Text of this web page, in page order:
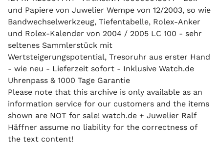
und Papiere von Juwelier Wempe von 12/2003, so wie
Bandwechselwerkzeug, Tiefentabelle, Rolex-Anker
und Rolex-Kalender von 2004 / 2005 LC 100 - sehr
seltenes Sammlerstück mit
Wertsteigerungspotential, Tresoruhr aus erster Hand
- wie neu - Lieferzeit sofort - Inklusive Watch.de
Uhrenpass & 1000 Tage Garantie
Please note that this archive is only available as an
information service for our customers and the items
shown are NOT for sale! watch.de + Juwelier Ralf
Häffner assume no liability for the correctness of
the text content!